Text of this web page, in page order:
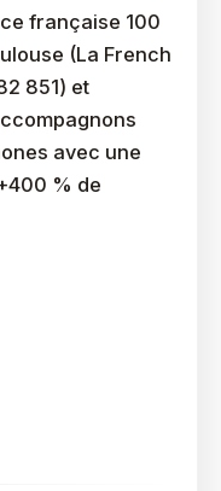
française 100
(La French
851) et
avec une
% de